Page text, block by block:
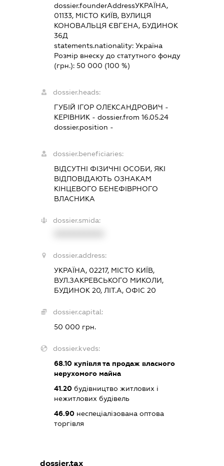
dossier.founderAddressУКРАЇНА,
01133, МІСТО КИЇВ, ВУЛИЦЯ
КОНОВАЛЬЦЯ ЄВГЕНА, БУДИНОК
36Д
statements.nationality:Україна
Розмір внеску до статутного фонду
(грн.):50 000 (100 %)
dossier.heads:
ГУБІЙ ІГОР ОЛЕКСАНДРОВИЧ -
КЕРІВНИК - dossier.from 16.05.24
dossier.position -
dossier.beneficiaries:
ВІДСУТНІ ФІЗИЧНІ ОСОБИ, ЯКІ
ВІДПОВІДАЮТЬ ОЗНАКАМ
КІНЦЕВОГО БЕНЕФІВРНОГО
ВЛАСНИКА
dossier.smida:
dossier.address:
УКРАЇНА, 02217, МІСТО КИЇВ,
ВУЛ.ЗАКРЕВСЬКОГО МИКОЛИ,
БУДИНОК 20, ЛІТ.А, ОФІС 20
dossier.capital:
50 000 грн.
dossier.kveds:
68.10 купівля та продаж власного
нерухомого майна
41.20 будівництво житлових і
нежитлових будівель
46.90 неспеціалізована оптова
торгівля
dossier.tax